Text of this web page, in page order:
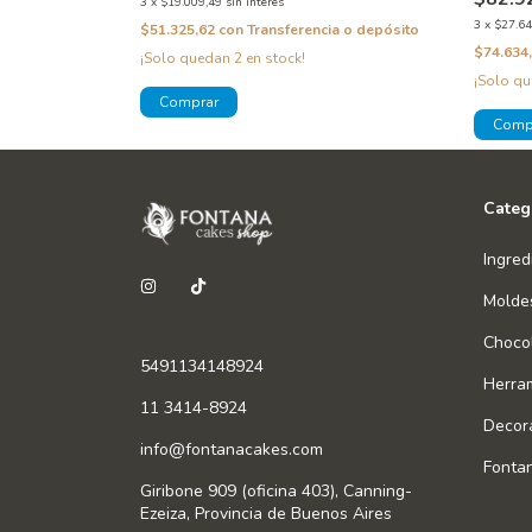
$51.325,62 conTransferencia o depósito
¡Solo quedan 2 en stock!
3 x
¡Solo
5491134148924
11 3414-8924
info@fontanacakes.com
Giribone 909 (oficina 403), Canning-
Ezeiza, Provincia de Buenos Aires